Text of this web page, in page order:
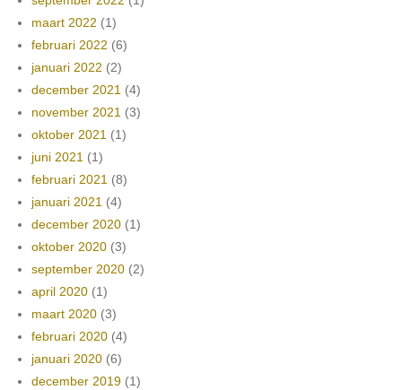
maart 2022 (1)
februari 2022 (6)
januari 2022 (2)
december 2021 (4)
november 2021 (3)
oktober 2021 (1)
juni 2021 (1)
februari 2021 (8)
januari 2021 (4)
december 2020 (1)
oktober 2020 (3)
september 2020 (2)
april 2020 (1)
maart 2020 (3)
februari 2020 (4)
januari 2020 (6)
december 2019 (1)